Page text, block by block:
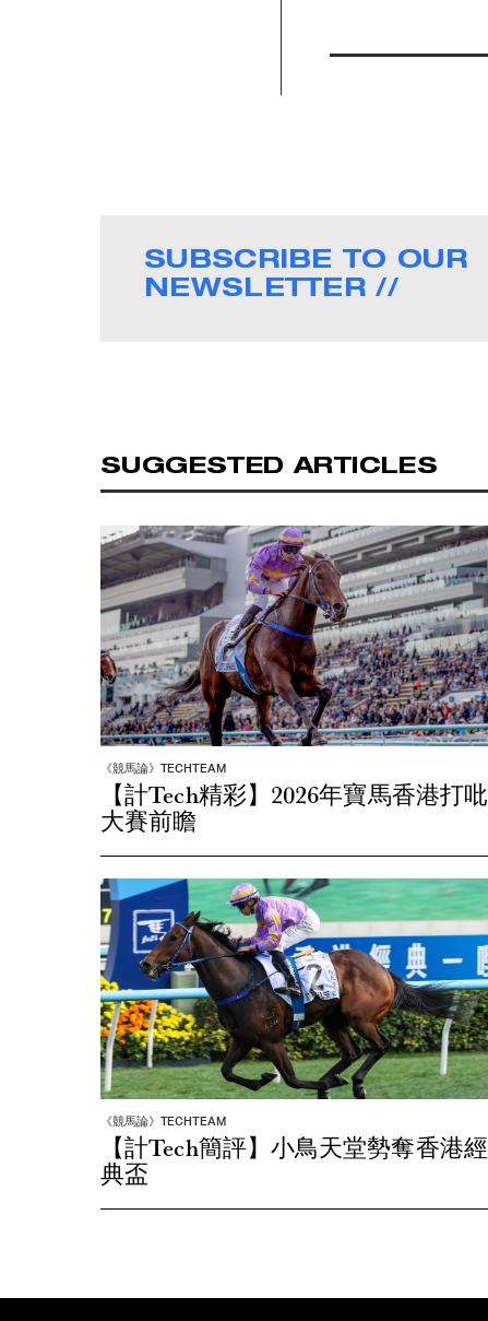
SUBSCRIBE TO OUR
NEWSLETTER //
SUGGESTED ARTICLES
《競馬論》TECHTEAM
【計Tech精彩】2026年寶馬香港打吡
大賽前瞻
《競馬論》TECHTEAM
【計Tech簡評】小鳥天堂勢奪香港經
典盃